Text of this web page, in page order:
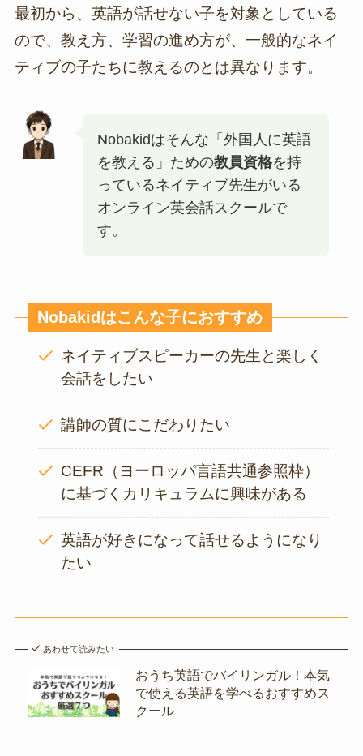
最初から、英語が話せない子を対象としている
ので、教え方、学習の進め方が、一般的なネイ
ティブの子たちに教えるのとは異なります。
Nobakidはそんな「外国人に英語
を教える」ための教員資格を持
っているネイティブ先生がいる
オンライン英会話スクールで
す。
Nobakidはこんな子におすすめ
ネイティブスピーカーの先生と楽しく
会話をしたい
講師の質にこだわりたい
CEFR（ヨーロッパ言語共通参照枠）
に基づくカリキュラムに興味がある
英語が好きになって話せるようになり
たい
あわせて読みたい
おうち英語でバイリンガル！本気
で使える英語を学べるおすすめス
クール